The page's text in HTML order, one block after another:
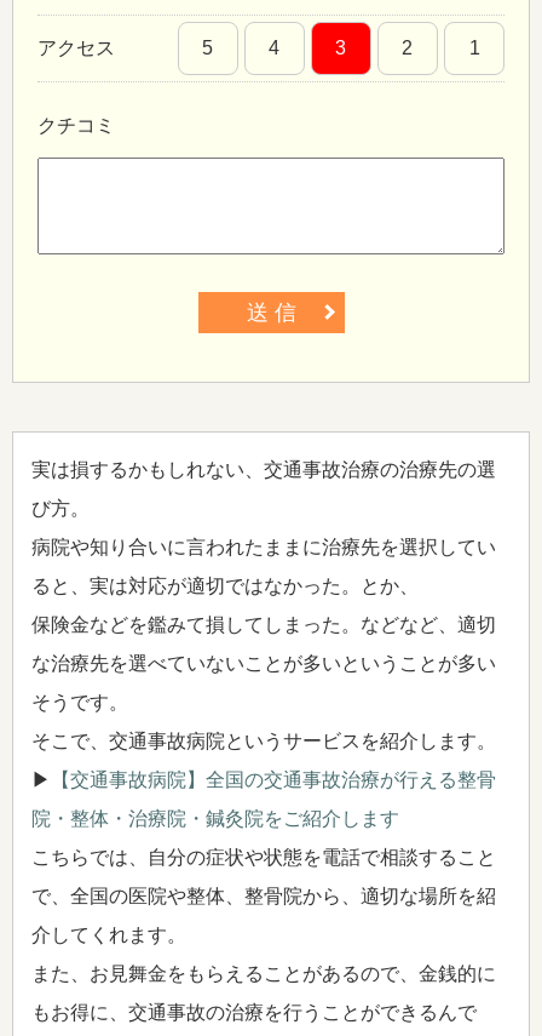
アクセス 5 4 3 2 1
クチコミ
送 信
実は損するかもしれない、交通事故治療の治療先の選
び方。
病院や知り合いに言われたままに治療先を選択してい
ると、実は対応が適切ではなかった。とか、
保険金などを鑑みて損してしまった。などなど、適切
な治療先を選べていないことが多いということが多い
そうです。
そこで、交通事故病院というサービスを紹介します。
▶
【交通事故病院】全国の交通事故治療が行える整骨
院・整体・治療院・鍼灸院をご紹介します
こちらでは、自分の症状や状態を電話で相談すること
で、全国の医院や整体、整骨院から、適切な場所を紹
介してくれます。
また、お見舞金をもらえることがあるので、金銭的に
もお得に、交通事故の治療を行うことができるんで